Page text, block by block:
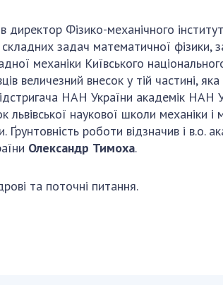
директор Фізико-механічного
складних задач математичної
механіки Київського
величезний внесок у тій частині,
НАН України академік НАН
наукової школи механіки
Ґрунтовність роботи відзначив і
Олександр Тимоха.
та поточні питання.